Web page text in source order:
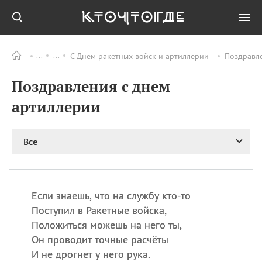
С Днем ракетных войск и артиллерии
Поздравления с днем
артиллерии
Все
Если знаешь, что на службу кто-то
Поступил в Ракетные войска,
Положиться можешь на него ты,
Он проводит точные расчёты
И не дрогнет у него рука.
ПРАЗДНИКИ Все
08.08 День «Счастье
великомученика
покровителя всех
врачей и целителя
больных
09.08 День книголюбов (Book